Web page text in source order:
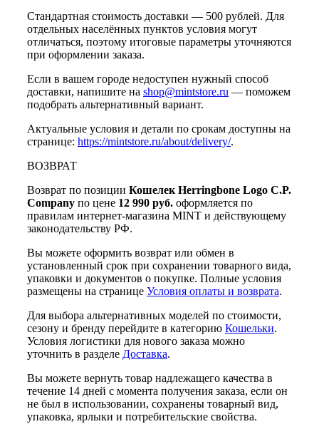
Стандартная стоимость доставки — 500 рублей. Для
отдельных населённых пунктов условия могут
отличаться, поэтому итоговые параметры уточняются
при оформлении заказа.
Если в вашем городе недоступен нужный способ
доставки, напишите на shop@mintstore.ru — поможем
подобрать альтернативный вариант.
Актуальные условия и детали по срокам доступны на
странице: https://mintstore.ru/about/delivery/.
ВОЗВРАТ
Возврат по позиции Кошелек Herringbone Logo C.P.
Company по цене 12 990 руб. оформляется по
правилам интернет-магазина MINT и действующему
законодательству РФ.
Вы можете оформить возврат или обмен в
установленный срок при сохранении товарного вида,
упаковки и документов о покупке. Полные условия
размещены на странице Условия оплаты и возврата.
Для выбора альтернативных моделей по стоимости,
сезону и бренду перейдите в категорию Кошельки.
Условия логистики для нового заказа можно
уточнить в разделе Доставка.
Вы можете вернуть товар надлежащего качества в
течение 14 дней с момента получения заказа, если он
не был в использовании, сохранены товарный вид,
упаковка, ярлыки и потребительские свойства.